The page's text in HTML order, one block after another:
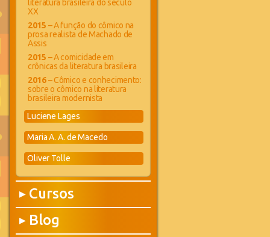
literatura brasileira do século
XX
2015 – A função do cômico na
prosa realista de Machado de
Assis
2015 – A comicidade em
crônicas da literatura brasileira
2016– Cômico e conhecimento:
sobre o cômico na literatura
brasileira modernista
Luciene Lages
Maria A. A. de Macedo
Oliver Tolle
▶ Cursos
▶ Blog